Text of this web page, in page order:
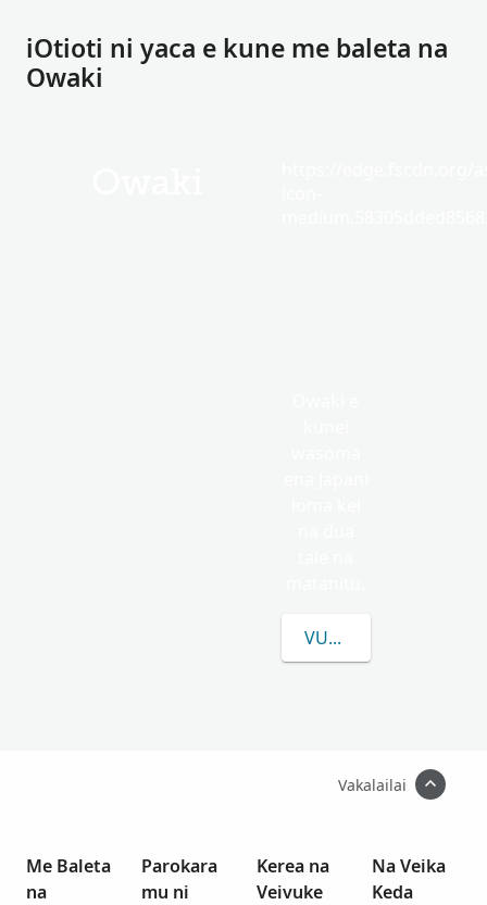
iOtioti ni yaca e kune me baleta na
Owaki
VULICA E LEVU CAKE
Vakalailai
Me Baleta
na
Parokara
mu ni
Kerea na
Veivuke
Na Veika
Keda